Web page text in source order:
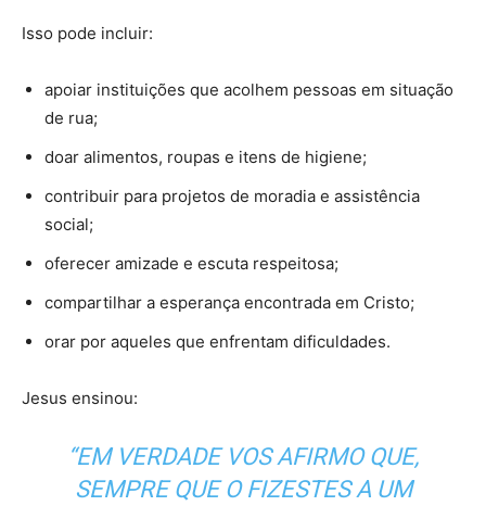
Isso pode incluir:
apoiar instituições que acolhem pessoas em situação
de rua;
doar alimentos, roupas e itens de higiene;
contribuir para projetos de moradia e assistência
social;
oferecer amizade e escuta respeitosa;
compartilhar a esperança encontrada em Cristo;
orar por aqueles que enfrentam dificuldades.
Jesus ensinou:
“EM VERDADE VOS AFIRMO QUE,
SEMPRE QUE O FIZESTES A UM